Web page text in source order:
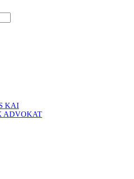
KAI
ADVOKAT